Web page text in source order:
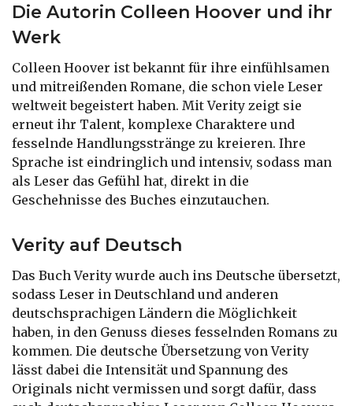
Die Autorin Colleen Hoover und ihr
Werk
Colleen Hoover ist bekannt für ihre einfühlsamen
und mitreißenden Romane, die schon viele Leser
weltweit begeistert haben. Mit Verity zeigt sie
erneut ihr Talent, komplexe Charaktere und
fesselnde Handlungsstränge zu kreieren. Ihre
Sprache ist eindringlich und intensiv, sodass man
als Leser das Gefühl hat, direkt in die
Geschehnisse des Buches einzutauchen.
Verity auf Deutsch
Das Buch Verity wurde auch ins Deutsche übersetzt,
sodass Leser in Deutschland und anderen
deutschsprachigen Ländern die Möglichkeit
haben, in den Genuss dieses fesselnden Romans zu
kommen. Die deutsche Übersetzung von Verity
lässt dabei die Intensität und Spannung des
Originals nicht vermissen und sorgt dafür, dass